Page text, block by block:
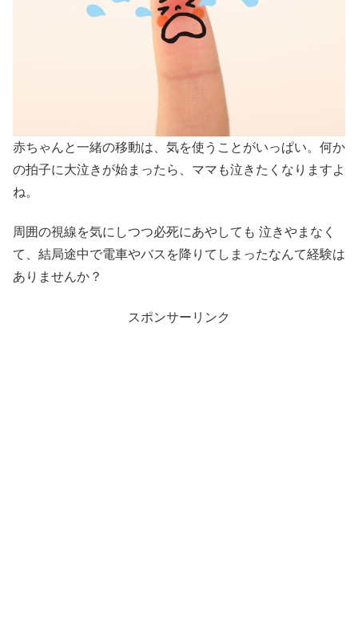
赤ちゃんと一緒の移動は、気を使うことがいっぱい。何か
の拍子に大泣きが始まったら、ママも泣きたくなりますよ
ね。
周囲の視線を気にしつつ必死にあやしても 泣きやまなく
て、結局途中で電車やバスを降りてしまったなんて経験は
ありませんか？
スポンサーリンク